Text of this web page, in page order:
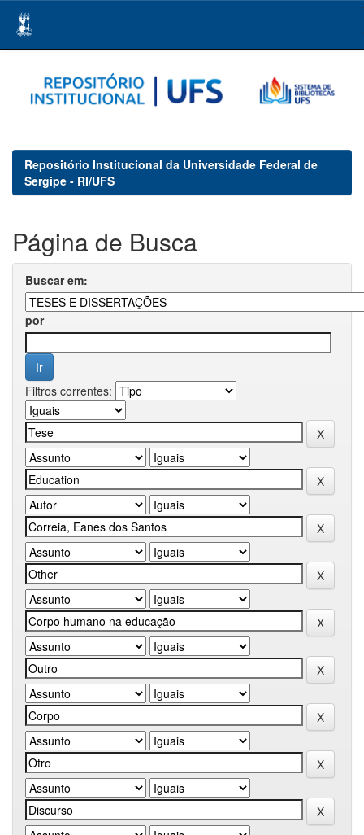
navigation
Repositório Institucional da Universidade Federal de
Sergipe - RI/UFS
Página de Busca
Buscar em:
por
Filtros correntes: